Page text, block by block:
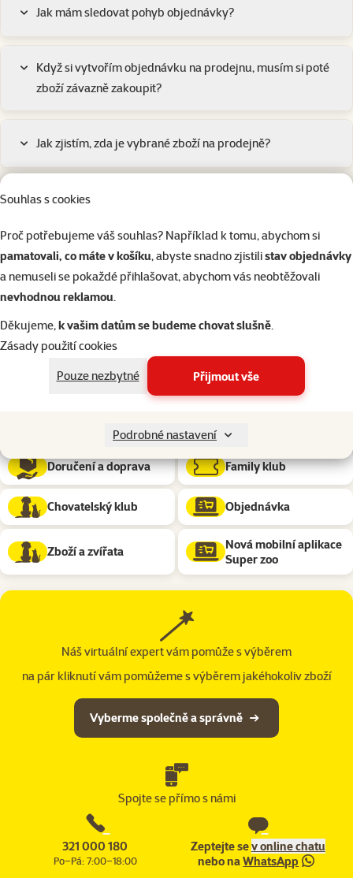
Souhlas s cookies
Proč potřebujeme váš souhlas? Například k tomu, abychom si
pamatovali, co máte v košíku, abyste snadno zjistilistav objednávky
a nemuseli se pokaždé přihlašovat, abychom vás neobtěžovali
nevhodnou reklamou.
Děkujeme,k vašim datům se budeme chovat slušně.
Zásady použití cookies
Pouze nezbytné
Přijmout vše
Podrobné nastavení
Jak mám sledovat pohyb objednávky?
Když si vytvořím objednávku na prodejnu, musím si poté
zboží závazně zakoupit?
Jak zjistím, zda je vybrané zboží na prodejně?
Jak mám postupovat, když mi objednávka nedorazila?
Kdy mi dorazí objednávka? 📅
Všechny témata podpory
Podkategorie
Platba Vrácení zboží
Doručení a doprava Family klub
Chovatelský klub Objednávka
Zboží a zvířata
Nová mobilní aplikace
Super zoo
Náš virtuální expert vám pomůže s výběrem
na pár kliknutí vám pomůžeme s výběrem jakéhokoliv zboží
Vyberme společně a správně
Spojte se přímo s námi
321 000 180
Po–Pá: 7:00–18:00
Zeptejte sev online chatu
nebo naWhatsApp